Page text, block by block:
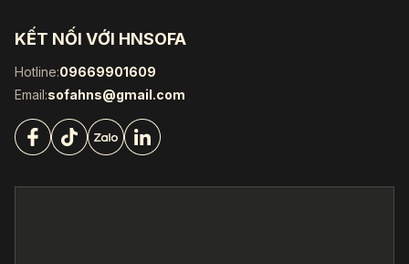
KẾT NỐI VỚI HNSOFA
Hotline:09669901609
Email:sofahns@gmail.com